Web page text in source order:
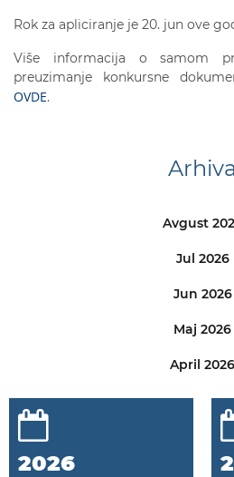
Rok za apliciranje je 20. jun ove
Više informacija o samom
preuzimanje konkursne
OVDE.
Arhiva
Avgust
Jul 2026
Jun 2026
Maj 2026
April 2026
2026